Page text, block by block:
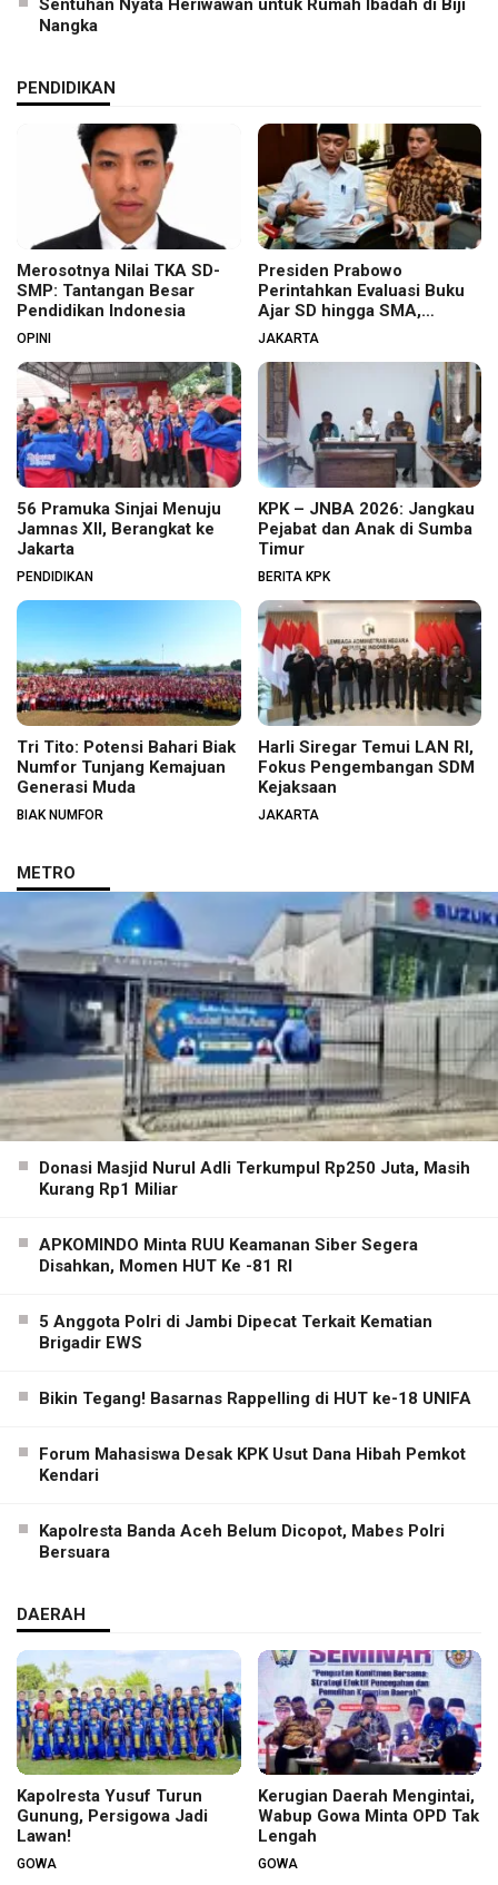
Sentuhan Nyata Heriwawan untuk Rumah Ibadah di Biji
Nangka
PENDIDIKAN
Merosotnya Nilai TKA SD-
SMP: Tantangan Besar
Pendidikan Indonesia
OPINI
Presiden Prabowo
Perintahkan Evaluasi Buku
Ajar SD hingga SMA,
Budaya Membaca Digenjot
JAKARTA
56 Pramuka Sinjai Menuju
Jamnas XII, Berangkat ke
Jakarta
PENDIDIKAN
KPK – JNBA 2026: Jangkau
Pejabat dan Anak di Sumba
Timur
BERITA KPK
Tri Tito: Potensi Bahari Biak
Numfor Tunjang Kemajuan
Generasi Muda
BIAK NUMFOR
Harli Siregar Temui LAN RI,
Fokus Pengembangan SDM
Kejaksaan
JAKARTA
METRO
Donasi Masjid Nurul Adli Terkumpul Rp250 Juta, Masih
Kurang Rp1 Miliar
APKOMINDO Minta RUU Keamanan Siber Segera
Disahkan, Momen HUT Ke -81 RI
5 Anggota Polri di Jambi Dipecat Terkait Kematian
Brigadir EWS
Bikin Tegang! Basarnas Rappelling di HUT ke-18 UNIFA
Forum Mahasiswa Desak KPK Usut Dana Hibah Pemkot
Kendari
Kapolresta Banda Aceh Belum Dicopot, Mabes Polri
Bersuara
DAERAH
Kapolresta Yusuf Turun
Gunung, Persigowa Jadi
Lawan!
GOWA
Kerugian Daerah Mengintai,
Wabup Gowa Minta OPD Tak
Lengah
GOWA